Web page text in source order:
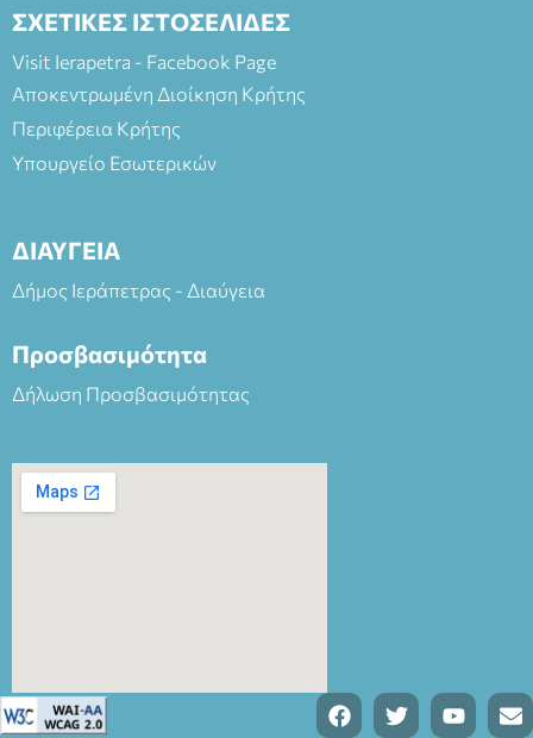
ΣΧΕΤΙΚΕΣ ΙΣΤΟΣΕΛΙΔΕΣ
Visit Ierapetra - Facebook Page
Αποκεντρωμένη Διοίκηση Κρήτης
Περιφέρεια Κρήτης
Υπουργείο Εσωτερικών
ΔΙΑΥΓΕΙΑ
Δήμος Ιεράπετρας - Διαύγεια
Προσβασιμότητα
Δήλωση Προσβασιμότητας